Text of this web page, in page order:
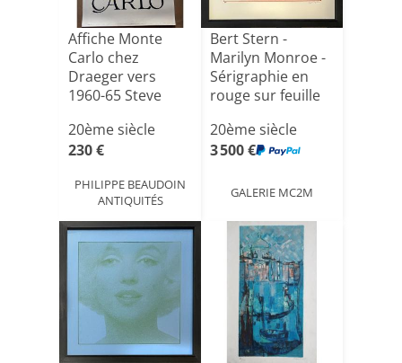
Affiche Monte
Carlo chez
Draeger vers
1960-65 Steve
20ème siècle
230 €
PHILIPPE BEAUDOIN
ANTIQUITÉS
Bert Stern -
Marilyn Monroe -
Sérigraphie en
rouge sur feuille
20ème siècle
3 500 €
GALERIE MC2M